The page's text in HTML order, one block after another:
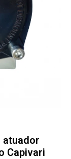
atuador
Capivari